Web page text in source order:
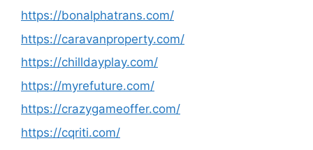
https://bonalphatrans.com/
https://caravanproperty.com/
https://chilldayplay.com/
https://myrefuture.com/
https://crazygameoffer.com/
https://cqriti.com/